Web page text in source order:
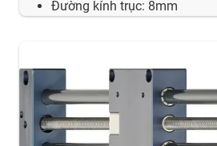
Đường kính trục: 8mm